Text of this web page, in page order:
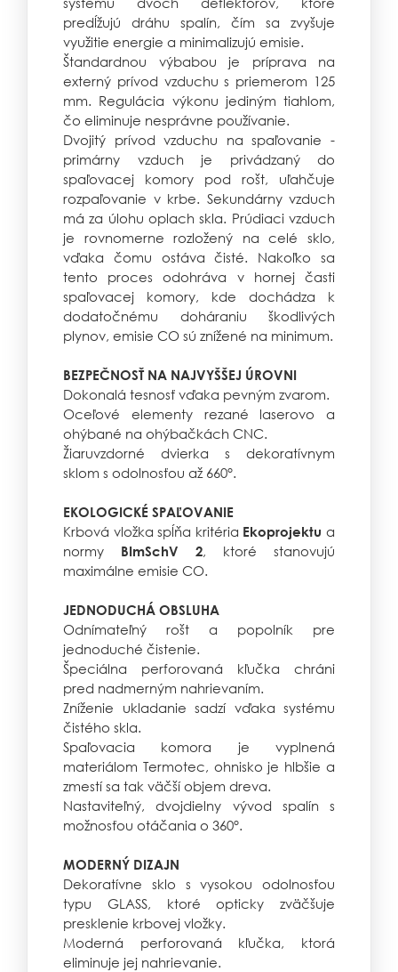
predĺžujú dráhu spalín, čím sa zvyšuje
využitie energie a minimalizujú emisie.
Štandardnou výbabou je príprava na
externý prívod vzduchu s priemerom 125
mm. Regulácia výkonu jediným tiahlom,
čo eliminuje nesprávne používanie.
Dvojitý prívod vzduchu na spaľovanie -
primárny vzduch je privádzaný do
spaľovacej komory pod rošt, uľahčuje
rozpaľovanie v krbe. Sekundárny vzduch
má za úlohu oplach skla. Prúdiaci vzduch
je rovnomerne rozložený na celé sklo,
vďaka čomu ostáva čisté. Nakoľko sa
tento proces odohráva v hornej časti
spaľovacej komory, kde dochádza k
dodatočnému doháraniu škodlivých
plynov, emisie CO sú znížené na minimum.
BEZPEČNOSŤ NA NAJVYŠŠEJ ÚROVNI
Dokonalá tesnosť vďaka pevným zvarom.
Oceľové elementy rezané laserovo a
ohýbané na ohýbačkách CNC.
Žiaruvzdorné dvierka s dekoratívnym
sklom s odolnosťou až 660°.
EKOLOGICKÉ SPAĽOVANIE
Krbová vložka spĺňa kritéria Ekoprojektua
normy
BImSchV 2, ktoré stanovujú
maximálne emisie CO.
JEDNODUCHÁ OBSLUHA
Odnímateľný rošt a popolník pre
jednoduché čistenie.
Špeciálna perforovaná kľučka chráni
pred nadmerným nahrievaním.
Zníženie ukladanie sadzí vďaka systému
čistého skla.
Spaľovacia komora je vyplnená
materiálom Termotec, ohnisko je hlbšie a
zmestí sa tak väčší objem dreva.
Nastaviteľný, dvojdielny vývod spalín s
možnosťou otáčania o 360°.
MODERNÝ DIZAJN
Dekoratívne sklo s vysokou odolnosťou
typu GLASS, ktoré opticky zväčšuje
presklenie krbovej vložky.
Moderná perforovaná kľučka, ktorá
eliminuje jej nahrievanie.